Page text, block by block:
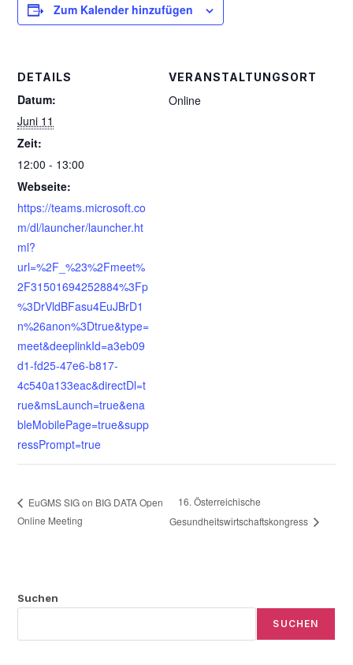
Zum Kalender hinzufügen
DETAILS
Datum:
Juni 11
Zeit:
12:00 - 13:00
Webseite:
https://teams.microsoft.co
m/dl/launcher/launcher.ht
ml?
url=%2F_%23%2Fmeet%
2F31501694252884%3Fp
%3DrVldBFasu4EuJBrD1
n%26anon%3Dtrue&type=
meet&deeplinkId=a3eb09
d1-fd25-47e6-b817-
4c540a133eac&directDl=t
rue&msLaunch=true&ena
bleMobilePage=true&supp
ressPrompt=true
VERANSTALTUNGSORT
Online
EuGMS SIG on BIG DATA Open
Online Meeting
16. Österreichische
Gesundheitswirtschaftskongress
Suchen
SUCHEN